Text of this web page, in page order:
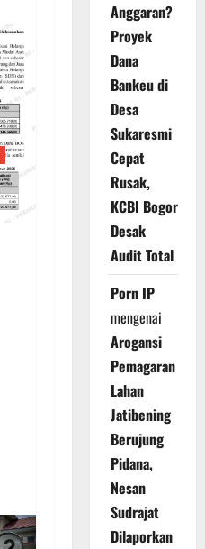
Anggaran?
Proyek
Dana
Bankeu di
Desa
Sukaresmi
Cepat
Rusak,
KCBI Bogor
Desak
Audit Total
Porn IP
mengenai
Arogansi
Pemagaran
Lahan
Jatibening
Berujung
Pidana,
Nesan
Sudrajat
Dilaporkan